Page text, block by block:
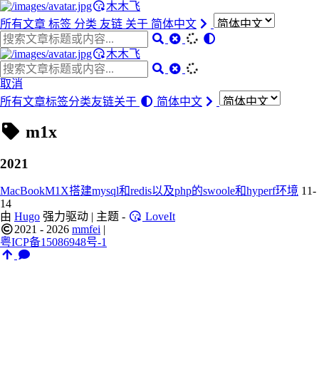
木木飞
所有文章 标签 分类 友链 关于 简体中文
木木飞
取消
所有文章标签分类友链关于 简体中文
m1x
2021
MacBookM1X搭建mysql和redis以及php的swoole和hyperf环境 11-
14
由 Hugo 强力驱动 | 主题 -
LoveIt
2021 - 2026 mmfei |
粤ICP备15086948号-1